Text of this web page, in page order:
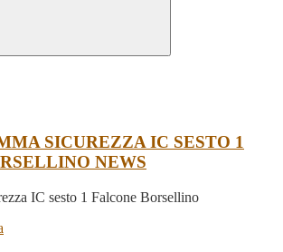
SICUREZZA IC SESTO 1
NEWS
IC sesto 1 Falcone Borsellino